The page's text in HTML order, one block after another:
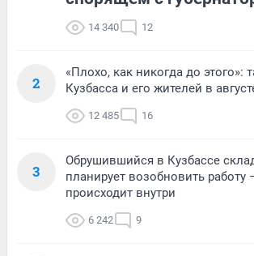
14 340 12
2
«Плохо, как никогда до этого»:
Кузбасса и его жителей в
12 485 16
3
Обрушившийся в Кузбассе
планирует возобновить работу
происходит внутри
6 242 9